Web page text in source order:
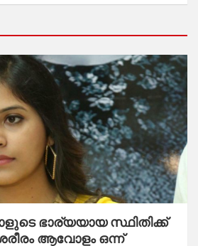
ഭാര്യയായ സ്ഥിതിക്ക്
ആവോളം ഒന്ന്